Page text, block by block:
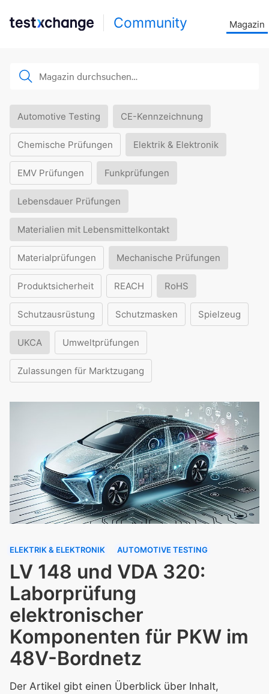
Community Magazin
Automotive Testing CE-Kennzeichnung
Chemische Prüfungen Elektrik & Elektronik
EMV Prüfungen Funkprüfungen
Lebensdauer Prüfungen
Materialien mit Lebensmittelkontakt
Materialprüfungen Mechanische Prüfungen
Produktsicherheit REACH RoHS
Schutzausrüstung Schutzmasken Spielzeug
UKCA Umweltprüfungen
Zulassungen für Marktzugang
ELEKTRIK & ELEKTRONIK AUTOMOTIVE TESTING
LV 148 und VDA 320:
Laborprüfung
elektronischer
Komponenten für PKW im
48V-Bordnetz
Der Artikel gibt einen Überblick über Inhalt,